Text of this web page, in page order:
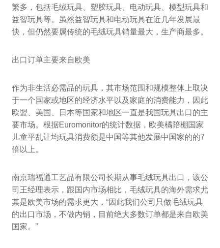
繁多，包括毛绒玩具、塑胶玩具、电动玩具、模型玩具和
益智玩具等。虽然益智玩具和电动玩具在近几年发展最
快，但仍然要属传统的毛绒玩具销量最大，生产商最多。
出口订单主要来自欧美
作为非生活必需品的玩具，其市场范围和规模整体上取决
于一个国家或地区的经济水平以及家庭的消费能力，因此
欧盟、美国、日本等国家和地区一直是我国玩具出口的主
要市场。根据Euromonitor的统计数据，欧美橘陪棚国家
儿童平乱让均玩具消费额是中国等其他发展中国家的的7
倍以上。
南京瑞福通工艺品有限公司长期从事毛绒玩具出口，该公
司王经理表示，跟国内市场相比，毛绒玩具的海外需求尤
其是欧美市场的需求更大，“因此我们公司只做毛绒玩具
的出口市场，不做内销，目前绝大多数订单都是来自欧美
国家。”